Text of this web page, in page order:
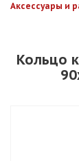
Аксессуары и
Кольцо